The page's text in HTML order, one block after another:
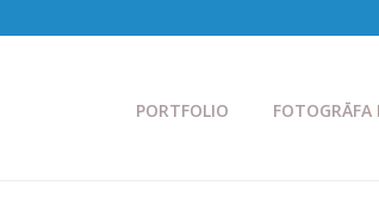
PORTFOLIO FOTOGRĀFA